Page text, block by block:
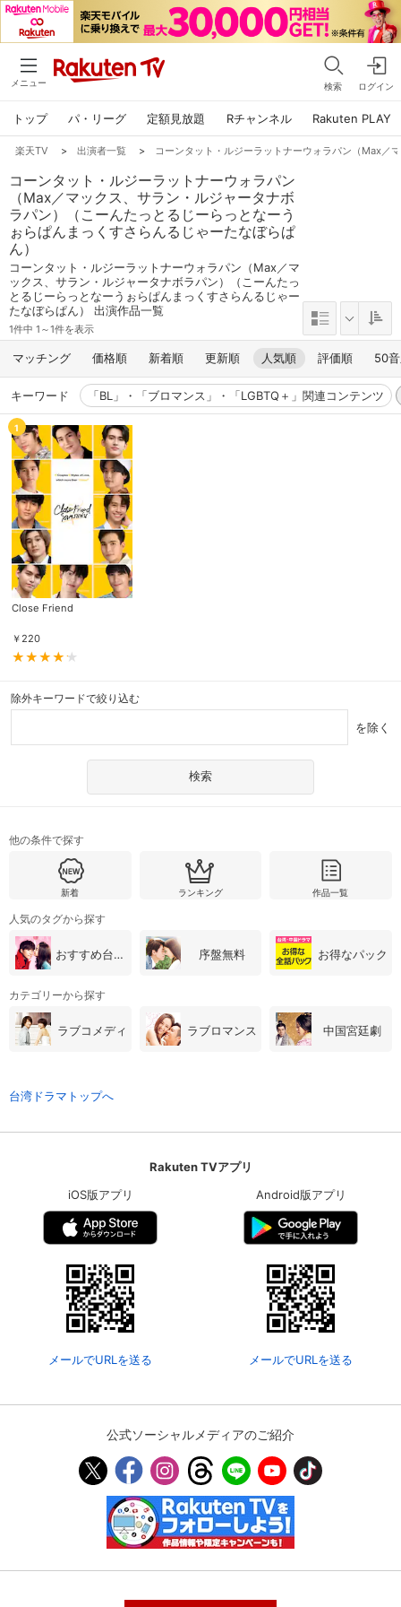
メニュー 検索 ログイン
トップ パ・リーグ 定額見放題 Rチャンネル Rakuten PLAY
会員情報
基本情報、本人連絡先、パスワード 、クレ
ジットカード情報の変更が可能です。
決済方法の変更が可能です。
楽天TV > 出演者一覧 > コーンタット・ルジーラットナーウォラパン（Max／
コーンタット・ルジーラットナーウォラパン
（Max／マックス、サラン・ルジャータナボ
ラパン）（こーんたっとるじーらっとなーう
ぉらぱんまっくすさらんるじゃーたなぼらぱ
ん）
コーンタット・ルジーラットナーウォラパン（Max／マ
ックス、サラン・ルジャータナボラパン）（こーんたっ
とるじーらっとなーうぉらぱんまっくすさらんるじゃー
たなぼらぱん） 出演作品一覧
1件中 1～1件を表示
マッチング 価格順 新着順 更新順 人気順 評価順 50
キーワード 「BL」・「ブロマンス」・「LGBTQ＋」関連コンテンツ
1
Close Friend
￥ 220
除外キーワードで絞り込む
を除く
他の条件で探す
新着 ランキング 作品一覧
人気のタグから探す
おすすめ台湾・中国ドラマ 序盤無料 お得なパック
カテゴリーから探す
ラブコメディ ラブロマンス 中国宮廷劇
台湾ドラマトップへ
Rakuten TVアプリ
iOS版アプリ
メールでURLを送る
Android版アプリ
メールでURLを送る
公式ソーシャルメディアのご紹介